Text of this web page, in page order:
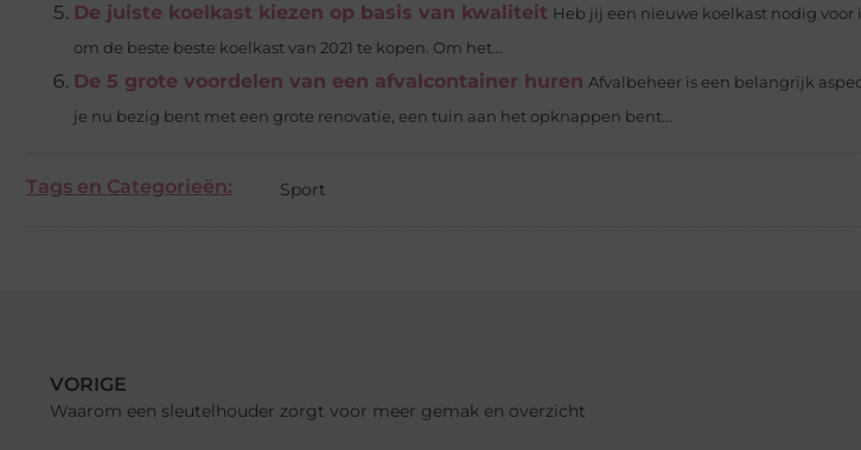
De juiste koelkast kiezen op basis van kwaliteit Heb jij een nieuwe koelkast nodig
om de beste beste koelkast van 2021 te kopen. Om het...
De 5 grote voordelen van een afvalcontainer huren Afvalbeheer is een belangrijk
je nu bezig bent met een grote renovatie, een tuin aan het opknappen bent...
Tags en Categorieën: Sport
VORIGE
Waarom een sleutelhouder zorgt voor meer gemak en overzicht